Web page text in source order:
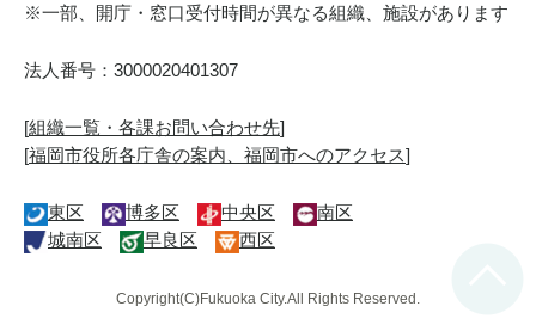
※一部、開庁・窓口受付時間が異なる組織、施設があります
法人番号：3000020401307
[組織一覧・各課お問い合わせ先]
[福岡市役所各庁舎の案内、福岡市へのアクセス]
東区 博多区 中央区
南区
城南区
早良区 西区
Copyright(C)Fukuoka City.All Rights Reserved.